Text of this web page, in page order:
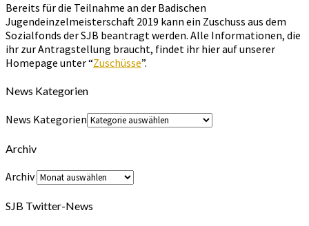
Bereits für die Teilnahme an der Badischen
Jugendeinzelmeisterschaft 2019 kann ein Zuschuss aus dem
Sozialfonds der SJB beantragt werden. Alle Informationen, die
ihr zur Antragstellung braucht, findet ihr hier auf unserer
Homepage unter “Zuschüsse”.
News Kategorien
News Kategorien
Archiv
Archiv
SJB Twitter-News